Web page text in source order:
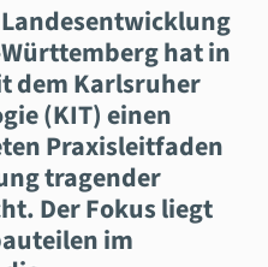
hat in
dem Karlsruher
(KIT) einen
Praxisleitfaden
tragender
Der Fokus liegt
im